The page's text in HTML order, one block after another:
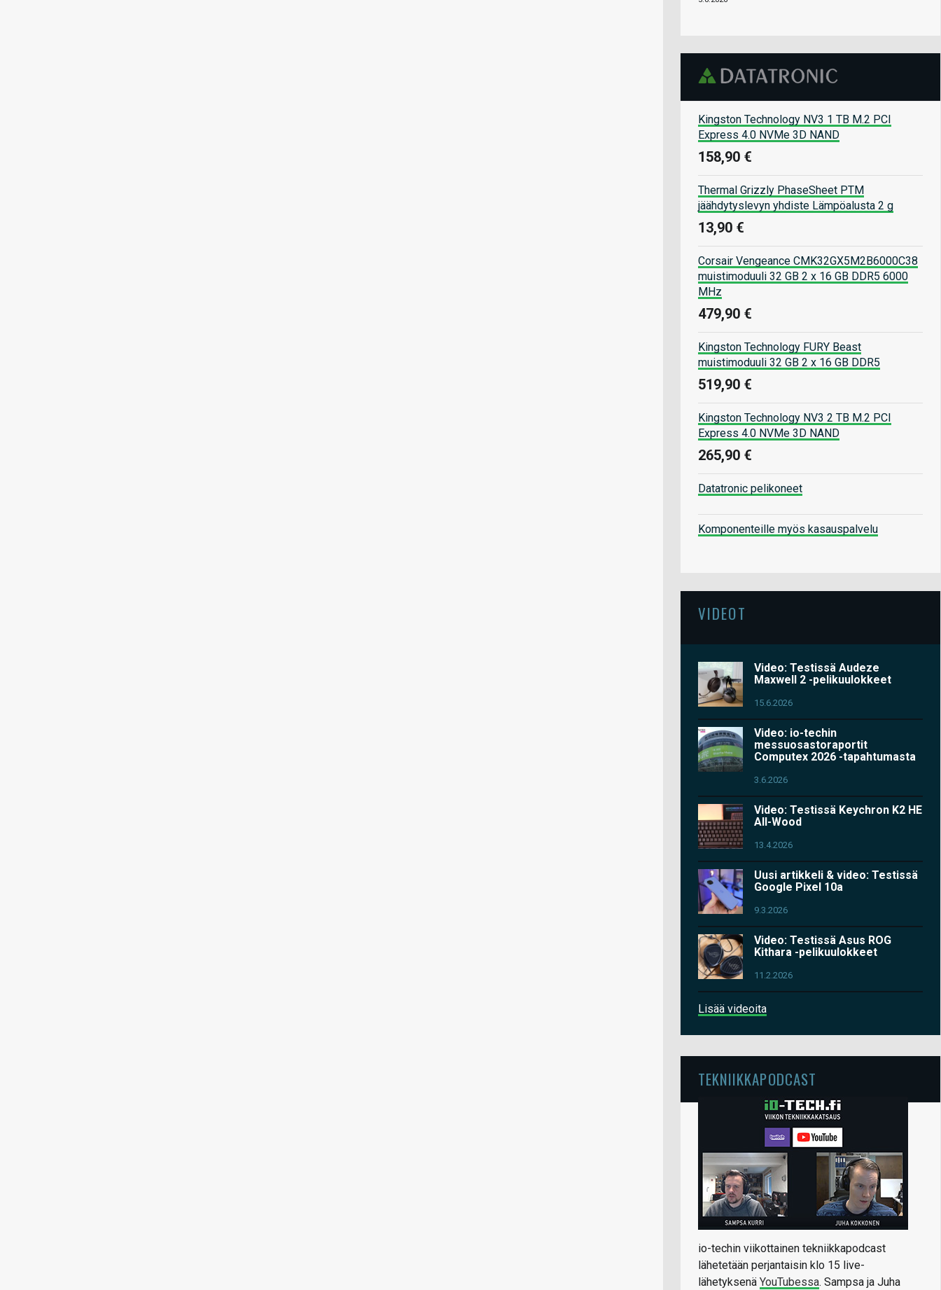
Kingston Technology NV3 1 TB M.2 PCI
Express 4.0 NVMe 3D NAND
158,90 €
Thermal Grizzly PhaseSheet PTM
jäähdytyslevyn yhdiste Lämpöalusta 2 g
13,90 €
Corsair Vengeance CMK32GX5M2B6000C38
muistimoduuli 32 GB 2 x 16 GB DDR5 6000
MHz
479,90 €
Kingston Technology FURY Beast
muistimoduuli 32 GB 2 x 16 GB DDR5
519,90 €
Kingston Technology NV3 2 TB M.2 PCI
Express 4.0 NVMe 3D NAND
265,90 €
Datatronic pelikoneet
Komponenteille myös kasauspalvelu
VIDEOT
Video: Testissä Audeze
Maxwell 2 -pelikuulokkeet
15.6.2026
Video: io-techin
messuosastoraportit
Computex 2026 -tapahtumasta
3.6.2026
Video: Testissä Keychron K2 HE
All-Wood
13.4.2026
Uusi artikkeli & video: Testissä
Google Pixel 10a
9.3.2026
Video: Testissä Asus ROG
Kithara -pelikuulokkeet
11.2.2026
Lisää videoita
TEKNIIKKAPODCAST
io-techin viikottainen tekniikkapodcast
lähetetään perjantaisin klo 15 live-
lähetyksenä YouTubessa. Sampsa ja Juha